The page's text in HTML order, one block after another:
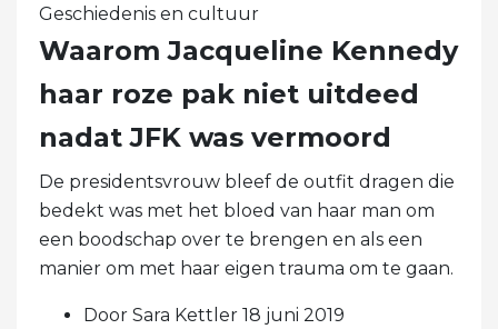
Geschiedenis en cultuur
Waarom Jacqueline Kennedy
haar roze pak niet uitdeed
nadat JFK was vermoord
De presidentsvrouw bleef de outfit dragen die
bedekt was met het bloed van haar man om
een ​​boodschap over te brengen en als een
manier om met haar eigen trauma om te gaan.
Door Sara Kettler 18 juni 2019